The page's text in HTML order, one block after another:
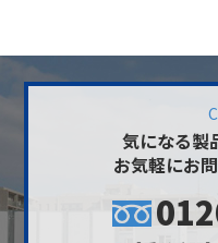
気になる製
お気軽にお